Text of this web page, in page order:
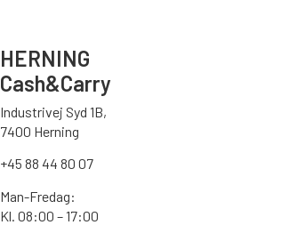
HERNING
Cash&Carry
Industrivej Syd 1B,
7400 Herning
+45 88 44 80 07
Man-Fredag:
Kl. 08:00 – 17:00